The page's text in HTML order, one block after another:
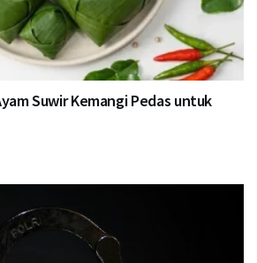
Suwir Kemangi Pedas untuk